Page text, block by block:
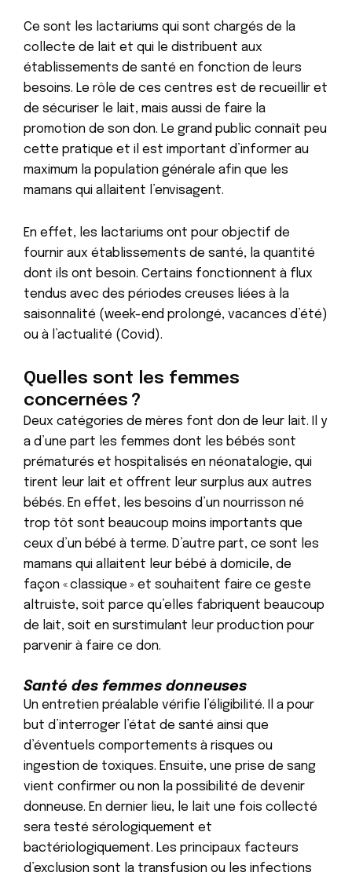
Ce sont les lactariums qui sont chargés de la
collecte de lait et qui le distribuent aux
établissements de santé en fonction de leurs
besoins. Le rôle de ces centres est de recueillir et
de sécuriser le lait, mais aussi de faire la
promotion de son don. Le grand public connaît peu
cette pratique et il est important d’informer au
maximum la population générale afin que les
mamans qui allaitent l’envisagent.
En effet, les lactariums ont pour objectif de
fournir aux établissements de santé, la quantité
dont ils ont besoin. Certains fonctionnent à flux
tendus avec des périodes creuses liées à la
saisonnalité (week-end prolongé, vacances d’été)
ou à l’actualité (Covid).
Quelles sont les femmes
concernées ?
Deux catégories de mères font don de leur lait. Il y
a d’une part les femmes dont les bébés sont
prématurés et hospitalisés en néonatalogie, qui
tirent leur lait et offrent leur surplus aux autres
bébés. En effet, les besoins d’un nourrisson né
trop tôt sont beaucoup moins importants que
ceux d’un bébé à terme. D’autre part, ce sont les
mamans qui allaitent leur bébé à domicile, de
façon « classique » et souhaitent faire ce geste
altruiste, soit parce qu’elles fabriquent beaucoup
de lait, soit en surstimulant leur production pour
parvenir à faire ce don.
Santé des femmes donneuses
Un entretien préalable vérifie l’éligibilité. Il a pour
but d’interroger l’état de santé ainsi que
d’éventuels comportements à risques ou
ingestion de toxiques. Ensuite, une prise de sang
vient confirmer ou non la possibilité de devenir
donneuse. En dernier lieu, le lait une fois collecté
sera testé sérologiquement et
bactériologiquement. Les principaux facteurs
d’exclusion sont la transfusion ou les infections